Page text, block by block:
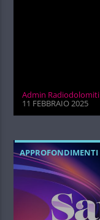
Admin Radiodolomiti
11 FEBBRAIO 2025
APPROFONDIMENTI